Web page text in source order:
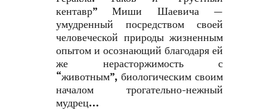
кентавр” Миши Шаевича —
умудренный посредством своей
человеческой природы жизненным
опытом и осознающий благодаря ей
же нерасторжимость с
“животным”, биологическим своим
началом трогательно-нежный
мудрец…